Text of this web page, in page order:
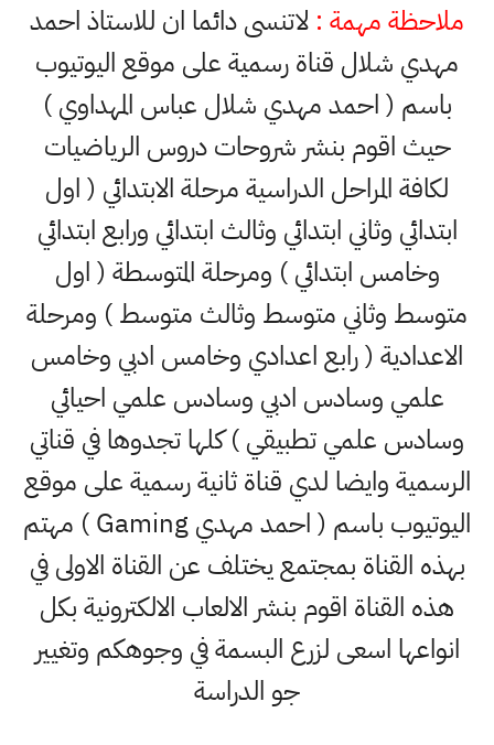
ملاحظة مهمة : لاتنسى دائما ان للاستاذ احمد
مهدي شلال قناة رسمية على موقع اليوتيوب
باسم ( احمد مهدي شلال عباس المهداوي )
حيث اقوم بنشر شروحات دروس الرياضيات
لكافة المراحل الدراسية مرحلة الابتدائي ( اول
ابتدائي وثاني ابتدائي وثالث ابتدائي ورابع ابتدائي
وخامس ابتدائي ) ومرحلة المتوسطة ( اول
متوسط وثاني متوسط وثالث متوسط ) ومرحلة
الاعدادية ( رابع اعدادي وخامس ادبي وخامس
علمي وسادس ادبي وسادس علمي احيائي
وسادس علمي تطبيقي ) كلها تجدوها في قناتي
الرسمية وايضا لدي قناة ثانية رسمية على موقع
اليوتيوب باسم ( احمد مهدي Gaming ) مهتم
بهذه القناة بمجتمع يختلف عن القناة الاولى في
هذه القناة اقوم بنشر الالعاب الالكترونية بكل
انواعها اسعى لزرع البسمة في وجوهكم وتغيير
جو الدراسة